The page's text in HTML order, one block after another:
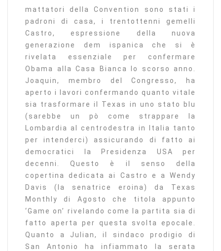
mattatori della Convention sono stati i
padroni di casa, i trentottenni gemelli
Castro, espressione della nuova
generazione dem ispanica che si è
rivelata essenziale per confermare
Obama alla Casa Bianca lo scorso anno.
Joaquin, membro del Congresso, ha
aperto i lavori confermando quanto vitale
sia trasformare il Texas in uno stato blu
(sarebbe un pò come strappare la
Lombardia al centrodestra in Italia tanto
per intenderci) assicurando di fatto ai
democratici la Presidenza USA per
decenni. Questo è il senso della
copertina dedicata ai Castro e a Wendy
Davis (la senatrice eroina) da Texas
Monthly di Agosto che titola appunto
‘Game on’ rivelando come la partita sia di
fatto aperta per questa svolta epocale.
Quanto a Julian, il sindaco prodigio di
San Antonio ha infiammato la serata